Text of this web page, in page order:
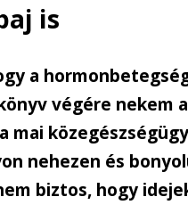
is
a
végére nekem
mai
nehezen és
biztos, hogy